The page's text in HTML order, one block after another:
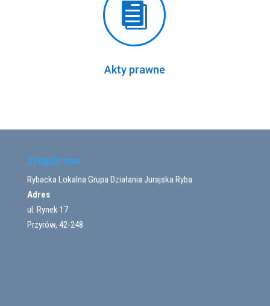

Akty prawne
Znajdź nas
Rybacka Lokalna Grupa Działania Jurajska Ryba
Adres
ul. Rynek 17
Przyrów, 42-248